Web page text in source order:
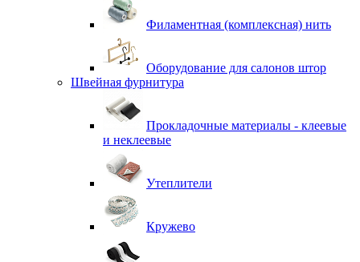
Филаментная (комплексная) нить
Оборудование для салонов штор
Швейная фурнитура
Прокладочные материалы - клеевые
и неклеевые
Утеплители
Кружево